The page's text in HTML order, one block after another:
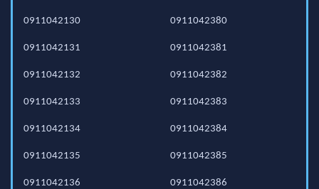
0911042130
0911042131
0911042132
0911042133
0911042134
0911042135
0911042136
0911042380
0911042381
0911042382
0911042383
0911042384
0911042385
0911042386